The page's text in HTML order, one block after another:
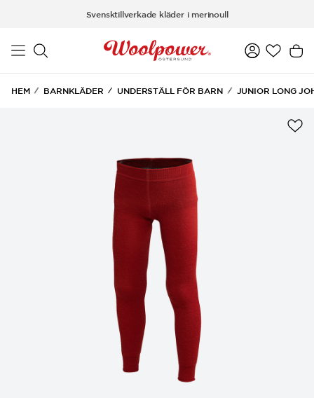
Hoppa till huvudinnehållSvensktillverkade kläder i merinoull
HEM BARNKLÄDER UNDERSTÄLL FÖR BARN JUNIOR LONG